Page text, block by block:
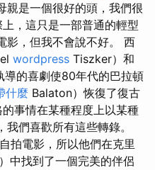
親是一個很好的頭，我們很
上，這只是一部普通的輕型
影，但我不會說不好。 西
wordpress Tiszker）和
導的喜劇使80年代的巴拉頓
什麼 Balaton）恢復了復古
事情在某種程度上以某種
們喜歡所有這些轉錄。
拍電影，所以他們在克里
中找到了一個完美的伴侶